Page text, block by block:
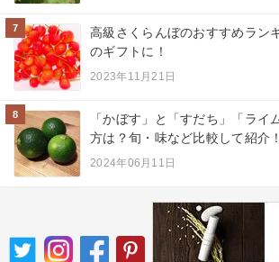
7
高級さくらんぼのおすすめラン
のギフトに！
2023年11月21日
8
「かぼす」と「すだち」「ライ
方は？旬・味など比較して紹介！
2024年06月11日